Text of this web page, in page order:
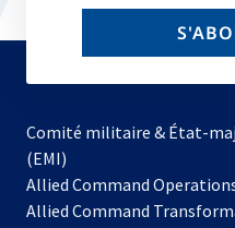
email
Comité militaire & État-
(EMI)
Allied Command
Allied Command